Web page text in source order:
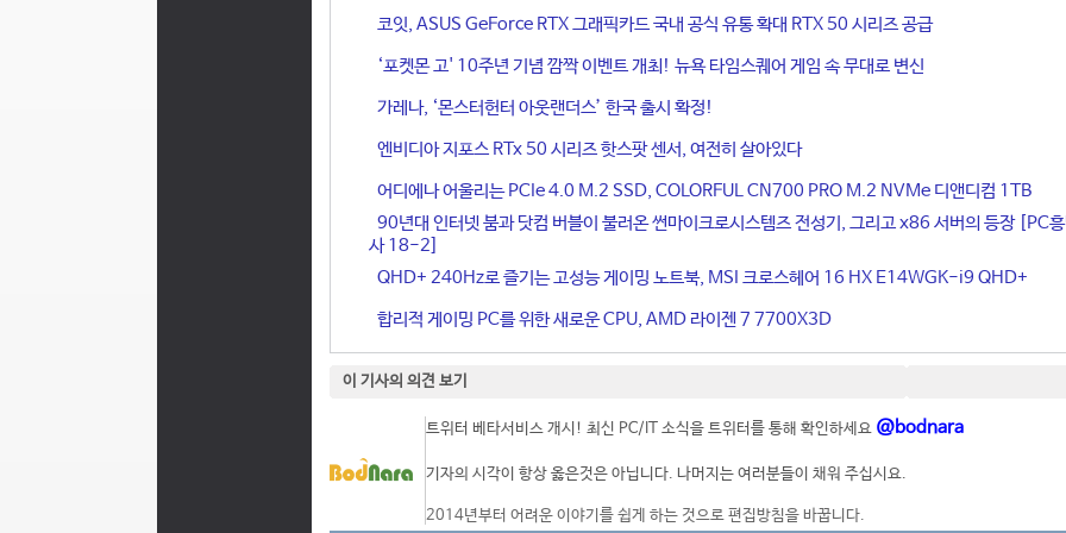
코잇, ASUS GeForce RTX 그래픽카드 국내 공식 유통 확대 RTX 50 시리즈 공급
‘포켓몬 고' 10주년 기념 깜짝 이벤트 개최! 뉴욕 타임스퀘어 게임 속 무대로 변신
가레나, ‘몬스터헌터 아웃랜더스’ 한국 출시 확정!
엔비디아 지포스 RTx 50 시리즈 핫스팟 센서, 여전히 살아있다
어디에나 어울리는 PCIe 4.0 M.2 SSD, COLORFUL CN700 PRO M.2 NVMe 디앤디컴 1TB
90년대 인터넷 붐과 닷컴 버블이 불러온 썬마이크로시스템즈 전성기, 그리고 x86 서버의 등장 [PC
사 18-2]
QHD+ 240Hz로 즐기는 고성능 게이밍 노트북, MSI 크로스헤어 16 HX E14WGK-i9 QHD+
합리적 게이밍 PC를 위한 새로운 CPU, AMD 라이젠 7 7700X3D
이 기사의 의견 보기
트위터 베타서비스 개시! 최신 PC/IT 소식을 트위터를 통해 확인하세요 @bodnara
기자의 시각이 항상 옳은것은 아닙니다. 나머지는 여러분들이 채워 주십시요.
2014년부터 어려운 이야기를 쉽게 하는 것으로 편집방침을 바꿉니다.